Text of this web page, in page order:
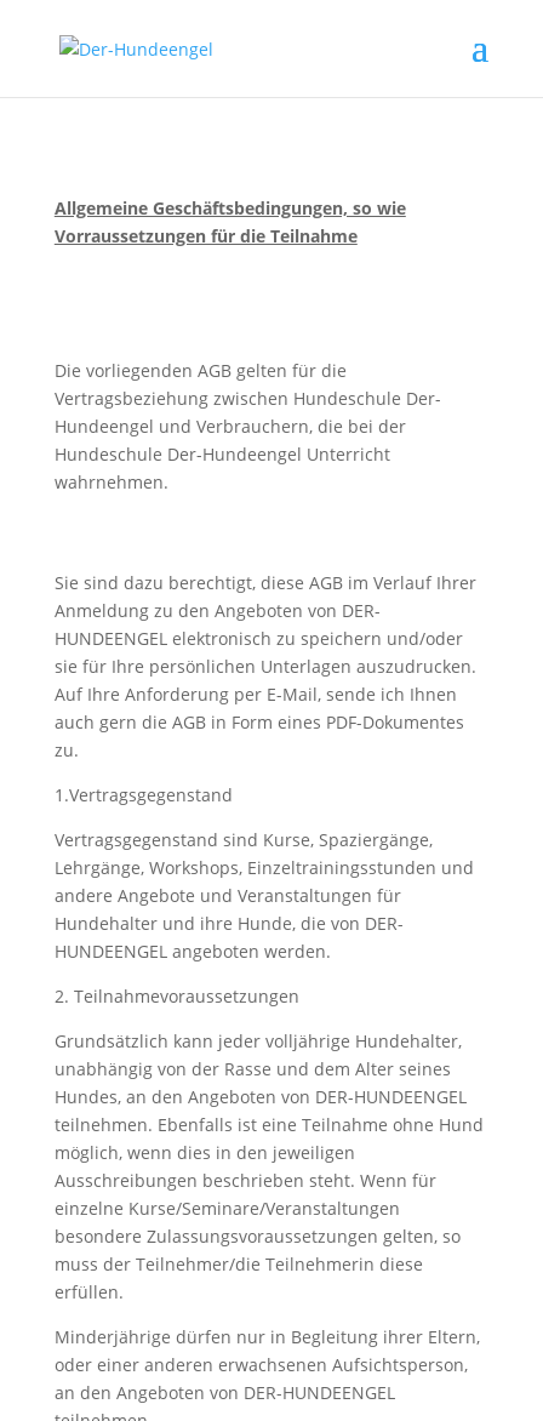
Allgemeine Geschäftsbedingungen, so wie
Vorraussetzungen für die Teilnahme
Die vorliegenden AGB gelten für die
Vertragsbeziehung zwischen Hundeschule Der-
Hundeengel und Verbrauchern, die bei der
Hundeschule Der-Hundeengel Unterricht
wahrnehmen.
Sie sind dazu berechtigt, diese AGB im Verlauf Ihrer
Anmeldung zu den Angeboten von DER-
HUNDEENGEL elektronisch zu speichern und/oder
sie für Ihre persönlichen Unterlagen auszudrucken.
Auf Ihre Anforderung per E-Mail, sende ich Ihnen
auch gern die AGB in Form eines PDF-Dokumentes
zu.
1.Vertragsgegenstand
Vertragsgegenstand sind Kurse, Spaziergänge,
Lehrgänge, Workshops, Einzeltrainingsstunden und
andere Angebote und Veranstaltungen für
Hundehalter und ihre Hunde, die von DER-
HUNDEENGEL angeboten werden.
2. Teilnahmevoraussetzungen
Grundsätzlich kann jeder volljährige Hundehalter,
unabhängig von der Rasse und dem Alter seines
Hundes, an den Angeboten von DER-HUNDEENGEL
teilnehmen. Ebenfalls ist eine Teilnahme ohne Hund
möglich, wenn dies in den jeweiligen
Ausschreibungen beschrieben steht. Wenn für
einzelne Kurse/Seminare/Veranstaltungen
besondere Zulassungsvoraussetzungen gelten, so
muss der Teilnehmer/die Teilnehmerin diese
erfüllen.
Minderjährige dürfen nur in Begleitung ihrer Eltern,
oder einer anderen erwachsenen Aufsichtsperson,
an den Angeboten von DER-HUNDEENGEL